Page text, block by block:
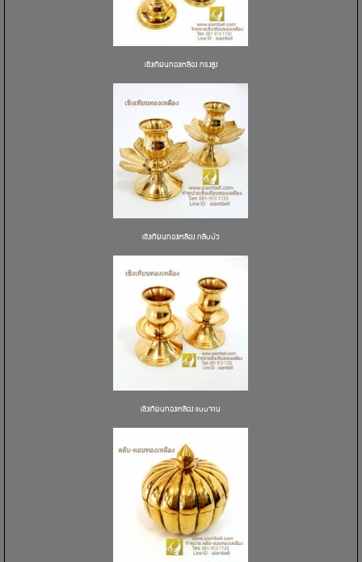
เชิงเทียนทองเหลือง ทรงสูง
เชิงเทียนทองเหลือง กลีบบัว
เชิงเทียนทองเหลือง แบบจาน